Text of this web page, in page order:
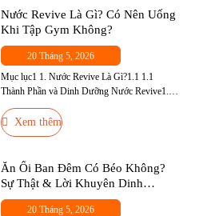
Plank2.6 Bài 6 — […]
Nước Revive Là Gì? Có Nên Uống
Khi Tập Gym Không?
20 Tháng 5, 2026
Mục lục1 1. Nước Revive Là Gì?1.1 1.1
Thành Phần và Dinh Dưỡng Nước Revive1.2
Revive Bao Nhiêu Calo?1.4 1.4 Uống Revive
Có Béo Không?2 2. Người Tập Gym Uống
Nên Thay Revive Bằng BCAA Không?4 4. Ai
Nên […]
Xem thêm
Ăn Ổi Ban Đêm Có Béo Không?
Sự Thật & Lời Khuyên Dinh
Dưỡng
20 Tháng 5, 2026